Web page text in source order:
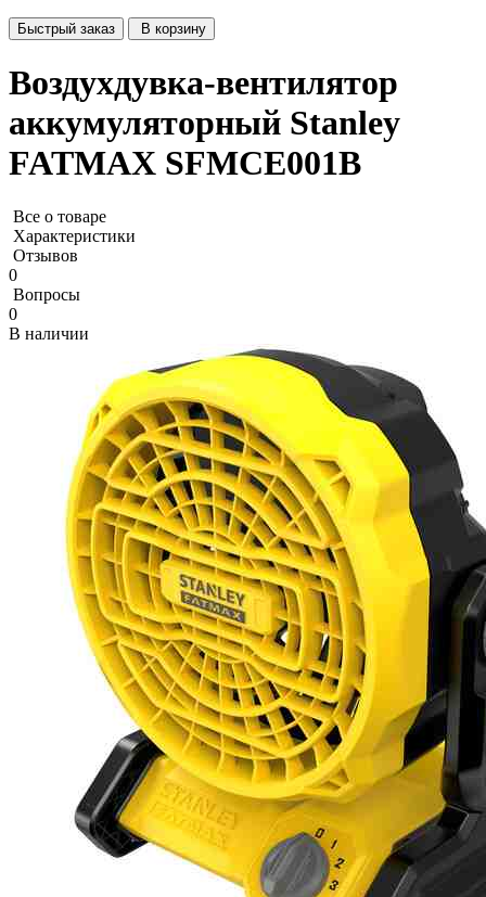
Быстрый заказ В корзину
Воздухдувка-вентилятор
аккумуляторный Stanley
FATMAX SFMCE001B
Все о товаре
Характеристики
Отзывов
0
Вопросы
0
В наличии